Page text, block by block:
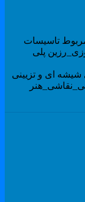
تاسیسات
پلی
ای و تزیینی